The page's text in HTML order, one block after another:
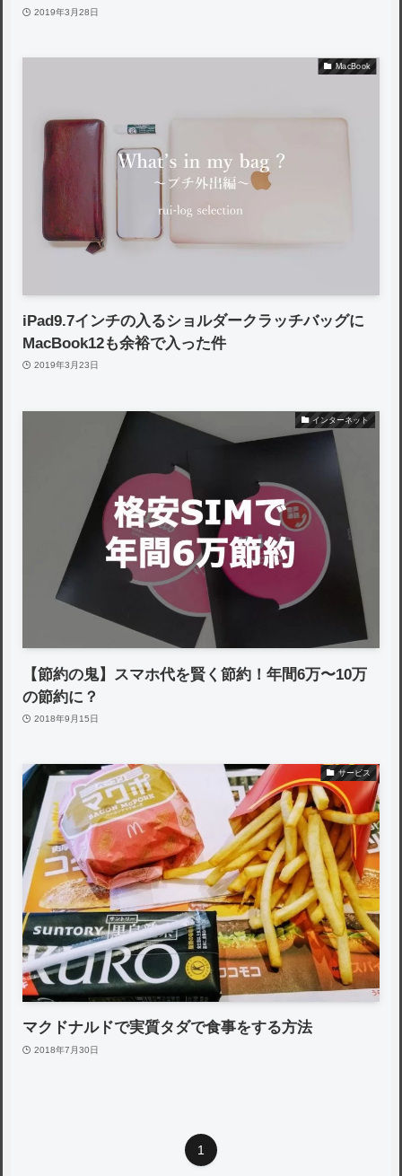
2019年3月28日
MacBook
iPad9.7インチの入るショルダークラッチバッグに
MacBook12も余裕で入った件
2019年3月23日
インターネット
【節約の鬼】スマホ代を賢く節約！年間6万〜10万
の節約に？
2018年9月15日
サービス
マクドナルドで実質タダで食事をする方法
2018年7月30日
1